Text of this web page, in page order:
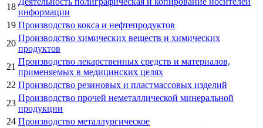
18
информации
19 Производство кокса и нефтепродуктов
20
Производство химических веществ и химических
продуктов
21
Производство лекарственных средств и материалов,
применяемых в медицинских целях
22 Производство резиновых и пластмассовых изделий
23
Производство прочей неметаллической минеральной
продукции
24 Производство металлургическое